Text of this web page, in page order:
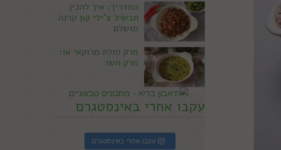
המדריך: איך להכין
תבשיל צ'ילי קון קרנה
מושלם
מרק סולת מרוקאי או:
מרק חשו
עקבו אחרי באינסטגרם
עקבו אחרי באינסטגרם